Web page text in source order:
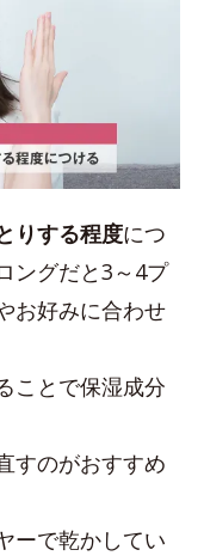
りする程度につ
ングだと3～4プ
お好みに合わせ
ことで保湿成分
すのがおすすめ
ーで乾かしてい